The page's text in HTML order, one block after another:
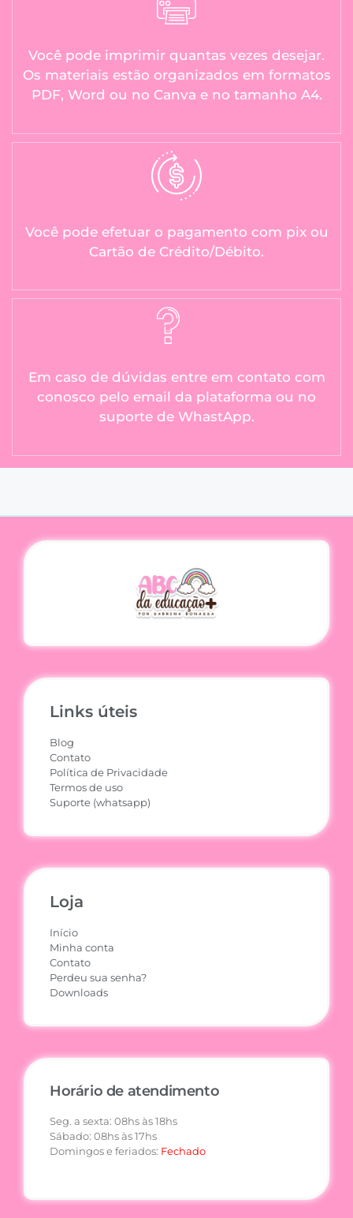
Você pode imprimir quantas vezes desejar.
Os materiais estão organizados em formatos
PDF, Word ou no Canva e no tamanho A4.
Você pode efetuar o pagamento com pix ou
Cartão de Crédito/Débito.
Em caso de dúvidas entre em contato com
conosco pelo email da plataforma ou no
suporte de WhastApp.
Links úteis
Blog
Contato
Política de Privacidade
Termos de uso
Suporte (whatsapp)
Loja
Início
Minha conta
Contato
Perdeu sua senha?
Downloads
Horário de atendimento
Seg. a sexta: 08hs às 18hs
Sábado: 08hs às 17hs
Domingos e feriados: Fechado